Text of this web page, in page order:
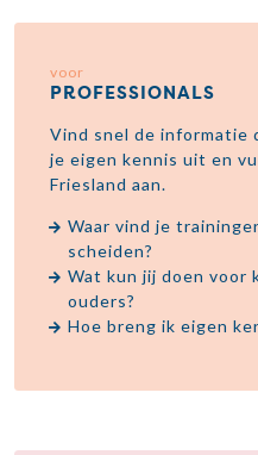
voor
PROFESSIONALS
Vind snel de informatie
je eigen kennis uit en
Friesland aan.
Waar vind je
scheiden?
Wat kun jij doen voor
ouders?
Hoe breng ik eigen